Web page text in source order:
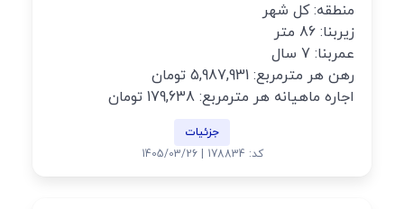
منطقه: کل شهر
زیربنا: 86 متر
عمربنا: 7 سال
رهن هر مترمربع: 5,987,931 تومان
اجاره ماهیانه هر مترمربع: 179,638 تومان
جزئیات
کد: 178834 | 1405/03/26